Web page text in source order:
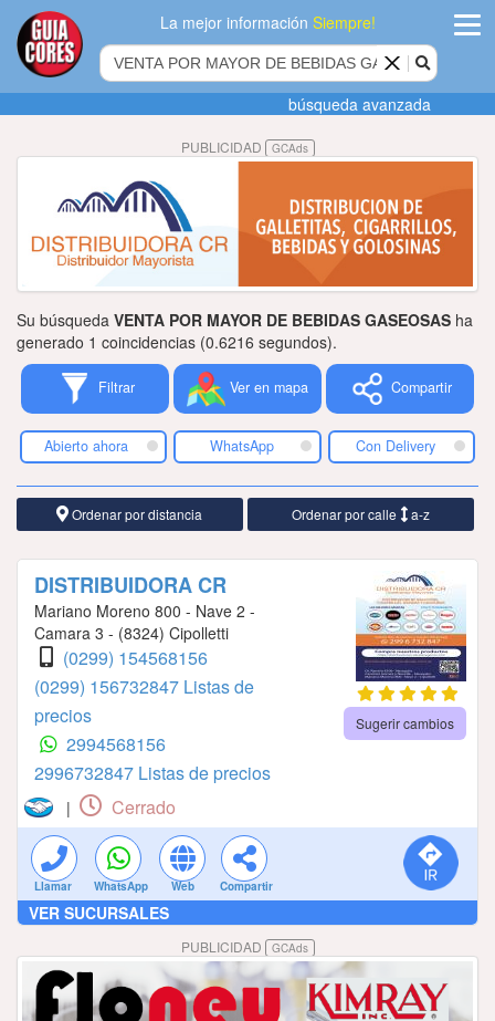
La mejor informaciónSiempre!
Agregar
empresa
Actualizar
datos
Publicidad
Tiendacores
Contactenos
búsqueda avanzada
PUBLICIDAD GCAds
Su búsqueda VENTA POR MAYOR DE BEBIDAS GASEOSAS ha
generado 1 coincidencias (0.6216 segundos).
Filtrar Ver en mapa Compartir
Abierto ahora WhatsApp Con Delivery
Ordenar por distancia Ordenar por calle a-z
DISTRIBUIDORA CR
Mariano Moreno 800 - Nave 2 -
Camara 3 - (8324) Cipolletti
(0299) 154568156
(0299) 156732847 Listas de
precios
2994568156
2996732847 Listas de precios
Sugerir cambios
| Cerrado
Llamar WhatsApp Web Compartir
VER SUCURSALES
PUBLICIDAD GCAds